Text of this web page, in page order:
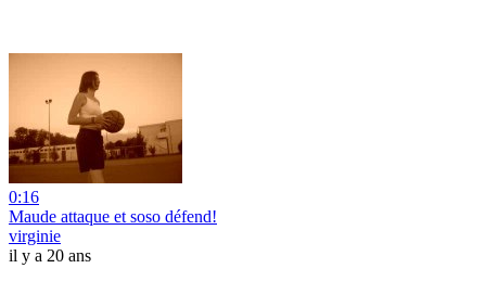
0:16
Maude attaque et soso défend!
virginie
il y a 20 ans